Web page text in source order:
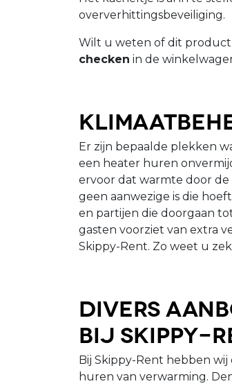
oververhittingsbeveiliging.
Wilt u weten of dit product
checken in de
Er zijn bepaalde plekken
een heater huren
ervoor dat warmte door
geen aanwezige is die
en partijen die doorgaan
gasten voorziet van extra
Skippy-Rent. Zo weet u
Divers
bij Skippy-
Bij Skippy-Rent hebben
huren van verwarming.